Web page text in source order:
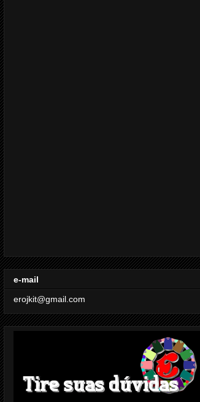
e-mail
erojkit@gmail.com